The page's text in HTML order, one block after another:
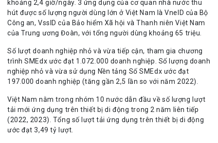
khoảng 2,4 giờ/ngày. 3 ứng dụng của cơ quan nhà nước thu
hút được số lượng người dùng lớn ở Việt Nam là VneID của Bộ
Công an, VssID của Bảo hiểm Xã hội và Thanh niên Việt Nam
của Trung ương Đoàn, với tổng người dùng khoảng 65 triệu.
Số lượt doanh nghiệp nhỏ và vừa tiếp cận, tham gia chương
trình SMEdx ước đạt 1.072.000 doanh nghiệp. Số lượng doanh
nghiệp nhỏ và vừa sử dụng Nền tảng Số SMEdx ước đạt
197.000 doanh nghiệp (tăng gần 2,5 lần so với năm 2022).
Việt Nam nằm trong nhóm 10 nước dẫn đầu về số lượng lượt
tải mới ứng dụng trên thiết bị di động trong 2 năm liên tiếp
(2022, 2023). Tổng số lượt tải ứng dụng trên thiết bị di động
ước đạt 3,49 tỷ lượt.